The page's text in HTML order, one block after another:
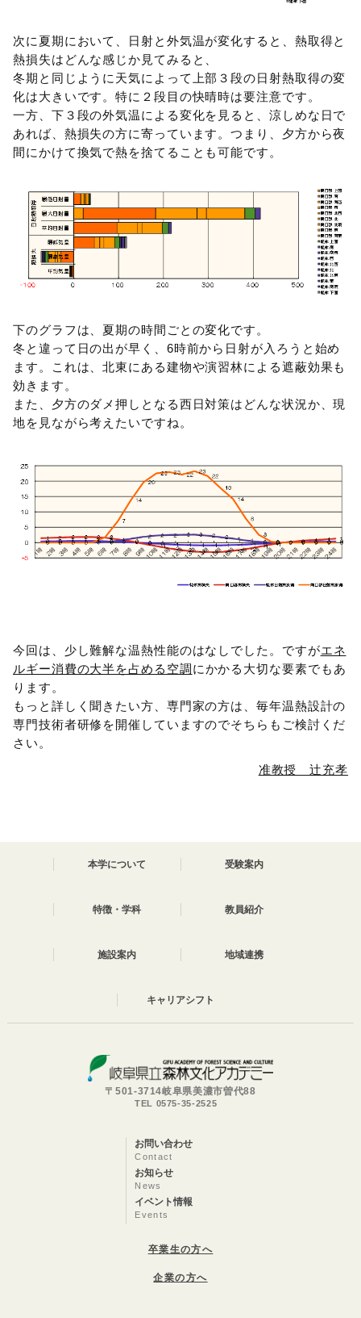
次に夏期において、日射と外気温が変化すると、熱取得と
熱損失はどんな感じか見てみると、
冬期と同じように天気によって上部３段の日射熱取得の変
化は大きいです。特に２段目の快晴時は要注意です。
一方、下３段の外気温による変化を見ると、涼しめな日で
あれば、熱損失の方に寄っています。つまり、夕方から夜
間にかけて換気で熱を捨てることも可能です。
下のグラフは、夏期の時間ごとの変化です。
冬と違って日の出が早く、6時前から日射が入ろうと始め
ます。これは、北東にある建物や演習林による遮蔽効果も
効きます。
また、夕方のダメ押しとなる西日対策はどんな状況か、現
地を見ながら考えたいですね。
今回は、少し難解な温熱性能のはなしでした。ですがエネ
ルギー消費の大半を占める空調にかかる大切な要素でもあ
ります。
もっと詳しく聞きたい方、専門家の方は、毎年温熱設計の
専門技術者研修を開催していますのでそちらもご検討くだ
さい。
准教授 辻充孝
本学について 受験案内
特徴・学科 教員紹介
施設案内 地域連携
キャリアシフト
〒501-3714岐阜県美濃市曽代88
TEL 0575-35-2525
お問い合わせ
Contact
お知らせ
News
イベント情報
Events
卒業生の方へ
企業の方へ